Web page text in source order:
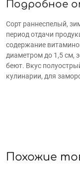
Подробное
Сорт раннеспелый,
период отдачи
содержание
диаметром до 1,5 см,
беют. Вкус
кулинарии, для
Похожие